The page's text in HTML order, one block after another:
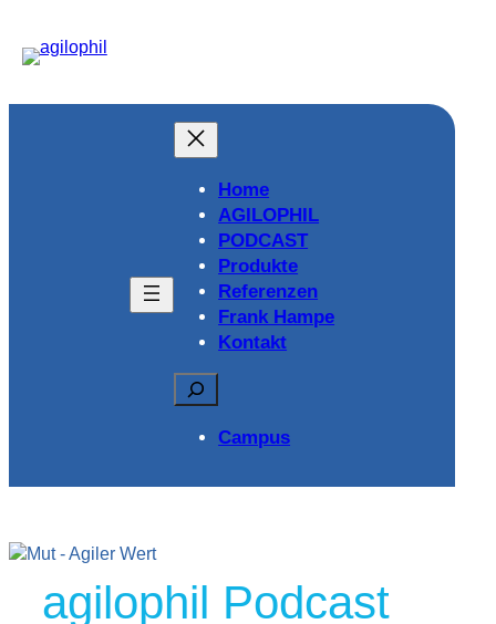
Home
AGILOPHIL
PODCAST
Produkte
Referenzen
Frank Hampe
Kontakt
Suchen
Campus
agilophil Podcast